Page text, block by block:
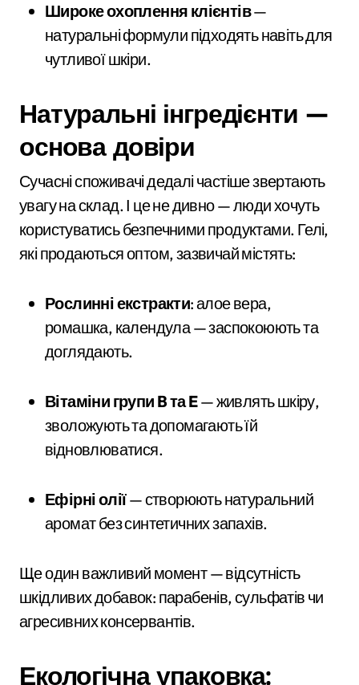
Широке охоплення клієнтів—
натуральні формули підходять навіть для
чутливої шкіри.
Натуральні інгредієнти —
основа довіри
Сучасні споживачі дедалі частіше звертають
увагу на склад. І це не дивно — люди хочуть
користуватись безпечними продуктами. Гелі,
які продаються оптом, зазвичай містять:
Рослинні екстракти: алое вера,
ромашка, календула — заспокоюють та
доглядають.
Вітаміни групи B та E— живлять шкіру,
зволожують та допомагають їй
відновлюватися.
Ефірні олії— створюють натуральний
аромат без синтетичних запахів.
Ще один важливий момент — відсутність
шкідливих добавок: парабенів, сульфатів чи
агресивних консервантів.
Екологічна упаковка: